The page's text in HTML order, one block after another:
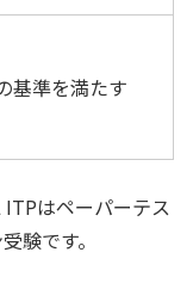
基準を満たす
ITPはペーパーテス
験です。